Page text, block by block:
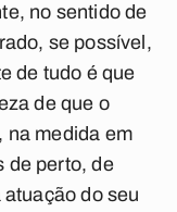
no sentido de
se possível,
de tudo é que
de que o
na medida em
de perto, de
do seu